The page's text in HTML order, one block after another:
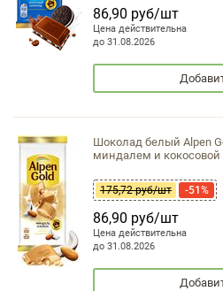
86,90 руб/шт
Цена действительна
до 31.08.2026
Шоколад белый Alpen
миндалем и кокосовой
175,72 руб/шт -51%
86,90 руб/шт
Цена действительна
до 31.08.2026